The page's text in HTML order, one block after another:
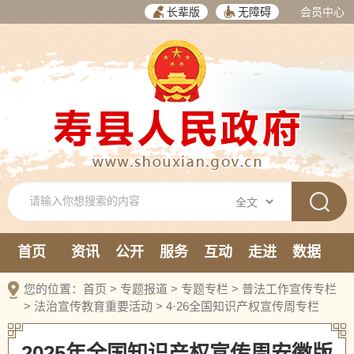
长辈版 无障碍 会员中心
首页 资讯 公开 服务 互动 走进
数据
新媒体
您的位置： 首页 > 专题报道 > 专题专栏 > 普法工作宣传专栏
> 法治宣传教育重要活动 > 4·26全国知识产权宣传周专栏